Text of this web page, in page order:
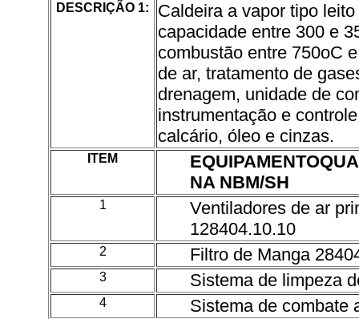
DESCRIÇÃO 1:
Caldeira a vapor tipo
capacidade entre 300 e
combustão entre 750oC
de ar, tratamento de
drenagem, unidade de
instrumentação e
calcário, óleo e cinzas.
ITEM
NA NBM/SH
1
Ventiladores de ar
128404.10.10
2 Filtro de Manga
3 Sistema de limpeza
4 Sistema de combate